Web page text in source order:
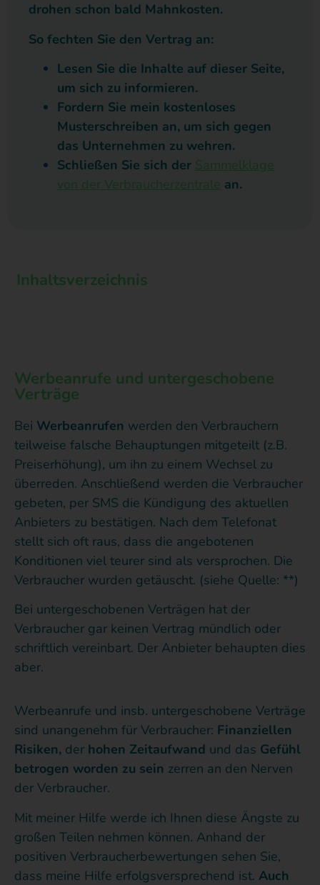
drohen schon bald Mahnkosten.
So fechten Sie den Vertrag an:
Lesen Sie die Inhalte auf dieser Seite,
um sich zu informieren.
Fordern Sie mein kostenloses
Musterschreiben an, um sich gegen
das Unternehmen zu wehren.
Schließen Sie sich der Sammelklage
von der Verbraucherzentrale an.
Inhaltsverzeichnis
Werbeanrufe und untergeschobene
Verträge
Bei Werbeanrufen werden den Verbrauchern
teilweise falsche Behauptungen mitgeteilt (z.B.
Preiserhöhung), um ihn zu einem Wechsel zu
überreden. Anschließend werden die Verbraucher
gebeten, per SMS die Kündigung des aktuellen
Anbieters zu bestätigen. Nach dem Telefonat
stellt sich oft raus, dass die angebotenen
Konditionen viel teurer sind als versprochen. Die
Verbraucher wurden getäuscht. (siehe Quelle: **)
Bei untergeschobenen Verträgen hat der
Verbraucher gar keinen Vertrag mündlich oder
schriftlich vereinbart. Der Anbieter behaupten dies
aber.
Werbeanrufe und insb. untergeschobene Verträge
sind unangenehm für Verbraucher: Finanziellen
Risiken, der hohen Zeitaufwand und das Gefühl
betrogen worden zu sein zerren an den Nerven
der Verbraucher.
Mit meiner Hilfe werde ich Ihnen diese Ängste zu
großen Teilen nehmen können. Anhand der
positiven Verbraucherbewertungen sehen Sie,
dass meine Hilfe erfolgsversprechend ist. Auch